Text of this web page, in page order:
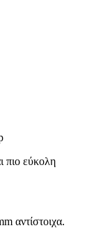
πιο εύκολη
αντίστοιχα.